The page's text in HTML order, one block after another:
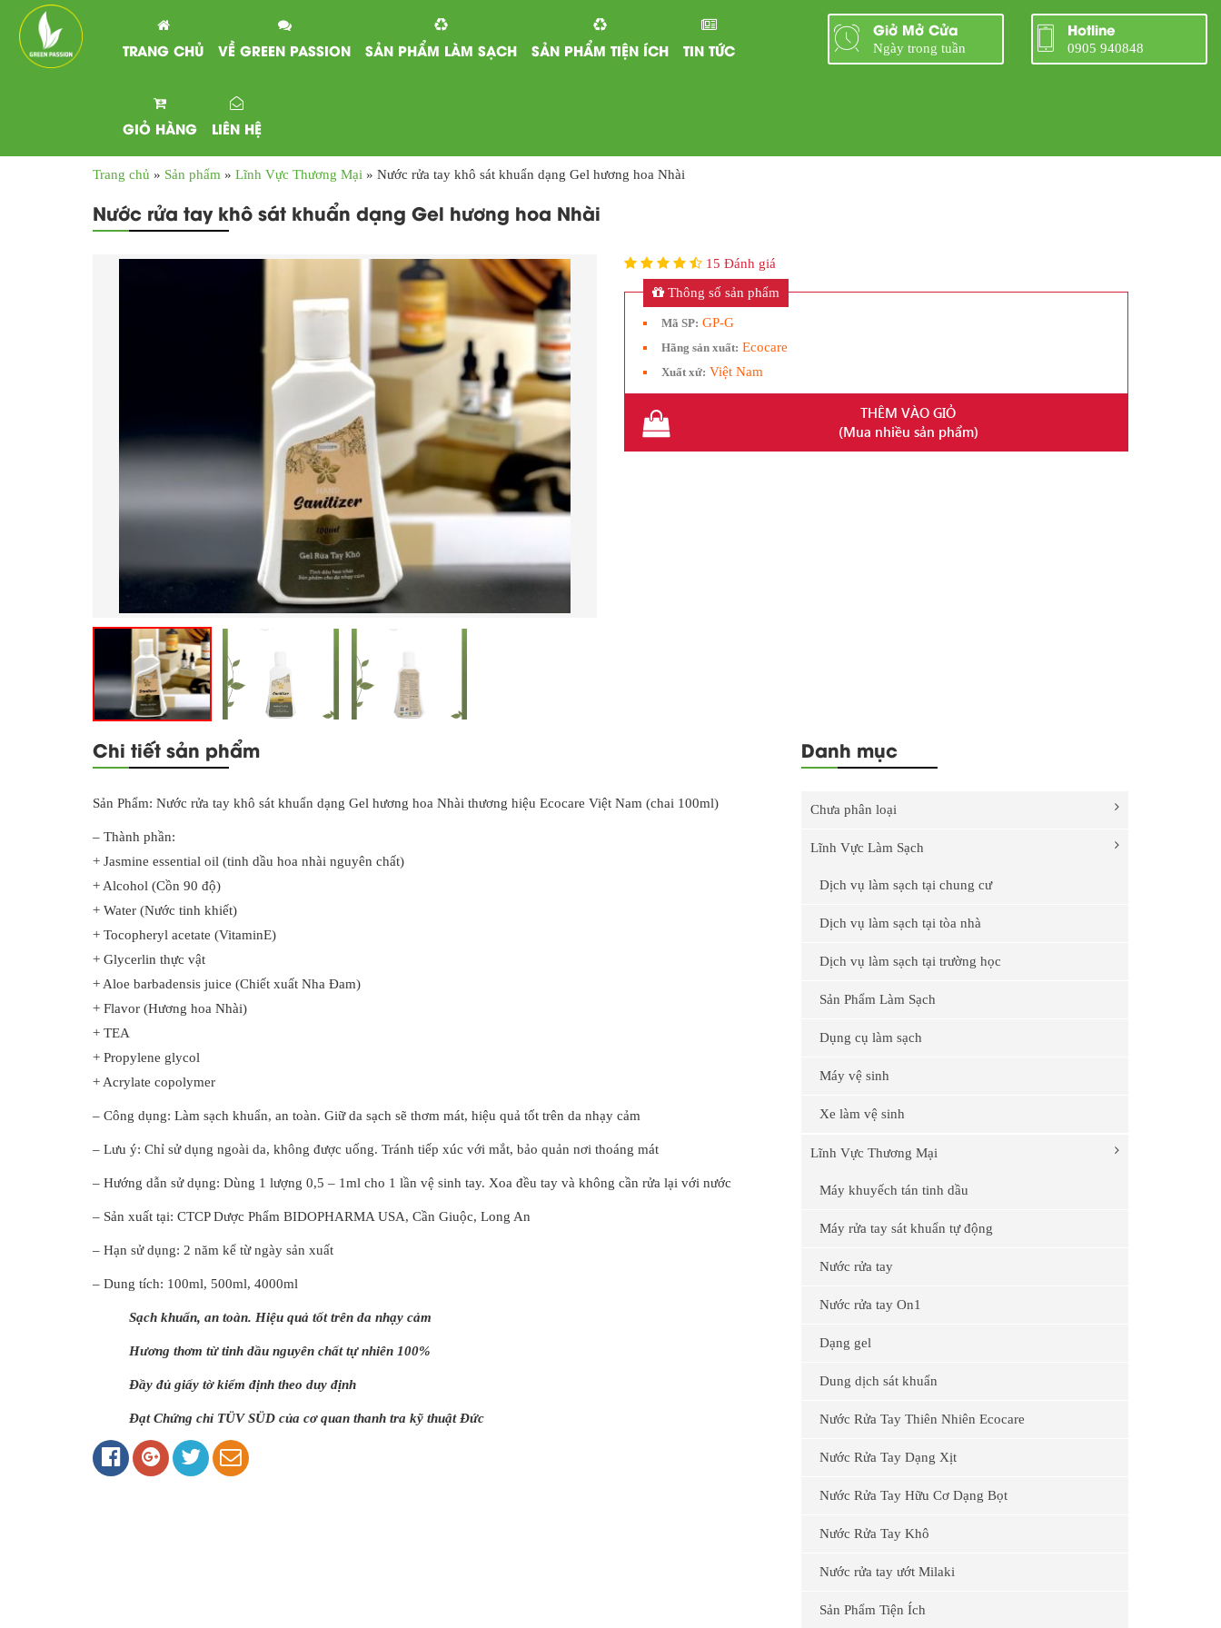
TRANG CHỦ VỀ GREEN PASSION SẢN PHẨM LÀM SẠCH SẢN PHẨM TIỆN ÍCH TIN TỨC
GIỎ HÀNG LIÊN HỆ
Giở Mở Cửa
Ngày trong tuần
Hotline
0905 940848
Trang chủ » Sản phẩm » Lĩnh Vực Thương Mại » Nước rửa tay khô sát khuẩn dạng Gel hương hoa Nhài
Nước rửa tay khô sát khuẩn dạng Gel hương hoa Nhài
15 Đánh giá
Thông số sản phẩm
Mã SP: GP-G
Hãng sản xuất: Ecocare
Xuất xứ: Việt Nam
THÊM VÀO GIỎ
(Mua nhiều sản phẩm)
Chi tiết sản phẩm
Sản Phẩm: Nước rửa tay khô sát khuẩn dạng Gel hương hoa Nhài thương hiệu Ecocare Việt Nam (chai 100ml)
– Thành phần:
+ Jasmine essential oil (tinh dầu hoa nhài nguyên chất)
+ Alcohol (Cồn 90 độ)
+ Water (Nước tinh khiết)
+ Tocopheryl acetate (VitaminE)
+ Glycerlin thực vật
+ Aloe barbadensis juice (Chiết xuất Nha Đam)
+ Flavor (Hương hoa Nhài)
+ TEA
+ Propylene glycol
+ Acrylate copolymer
– Công dụng: Làm sạch khuẩn, an toàn. Giữ da sạch sẽ thơm mát, hiệu quả tốt trên da nhạy cảm
– Lưu ý: Chỉ sử dụng ngoài da, không được uống. Tránh tiếp xúc với mắt, bảo quản nơi thoáng mát
– Hướng dẫn sử dụng: Dùng 1 lượng 0,5 – 1ml cho 1 lần vệ sinh tay. Xoa đều tay và không cần rửa lại với nước
– Sản xuất tại: CTCP Dược Phẩm BIDOPHARMA USA, Cần Giuộc, Long An
– Hạn sử dụng: 2 năm kể từ ngày sản xuất
– Dung tích: 100ml, 500ml, 4000ml
Sạch khuẩn, an toàn. Hiệu quả tốt trên da nhạy cảm
Hương thơm từ tinh dầu nguyên chất tự nhiên 100%
Đầy đủ giấy tờ kiểm định theo duy định
Đạt Chứng chỉ TÜV SÜD của cơ quan thanh tra kỹ thuật Đức
Danh mục
Chưa phân loại
Lĩnh Vực Làm Sạch
Dịch vụ làm sạch tại chung cư
Dịch vụ làm sạch tại tòa nhà
Dịch vụ làm sạch tại trường học
Sản Phẩm Làm Sạch
Dụng cụ làm sạch
Máy vệ sinh
Xe làm vệ sinh
Lĩnh Vực Thương Mại
Máy khuyếch tán tinh dầu
Máy rửa tay sát khuẩn tự động
Nước rửa tay
Nước rửa tay On1
Dạng gel
Dung dịch sát khuẩn
Nước Rửa Tay Thiên Nhiên Ecocare
Nước Rửa Tay Dạng Xịt
Nước Rửa Tay Hữu Cơ Dạng Bọt
Nước Rửa Tay Khô
Nước rửa tay ướt Milaki
Sản Phẩm Tiện Ích